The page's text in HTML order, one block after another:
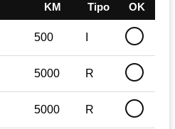
KM Tipo OK
500
5000 R
5000 R